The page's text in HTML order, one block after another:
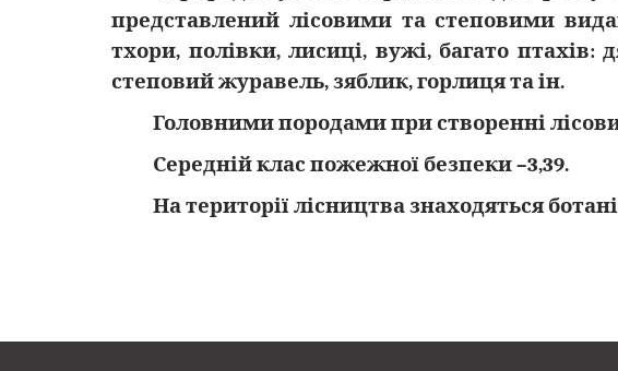
представлений лісовими та степовими
тхори, полівки, лисиці, вужі, багато птахів:
степовий журавель, зяблик, горлиця та ін.
Головними породами при створенні
Середній клас пожежної безпеки –3,39.
На території лісництва знаходяться